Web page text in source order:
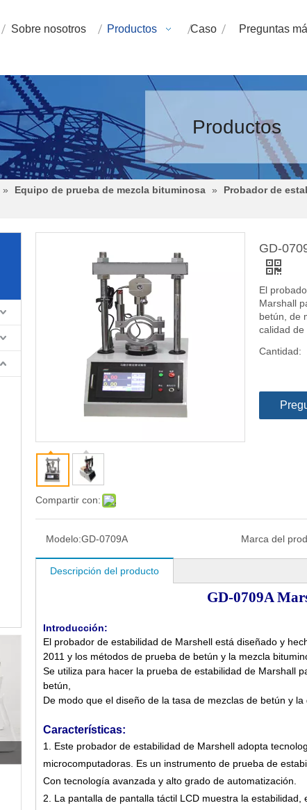
Sobre nosotros Productos Caso Preguntas
Productos
» Equipo de prueba de mezcla bituminosa » Probador de
Compartir con:
GD-
El
Marshall
betún, de
calidad de
Cantidad:
Modelo:GD-0709A Marca del
Descripción del producto
GD-0709A
Introducción:
El probador de estabilidad de Marshell está diseñado y
2011 y los métodos de prueba de betún y la mezcla
Se utiliza para hacer la prueba de estabilidad de Marshall
betún,
De modo que el diseño de la tasa de mezclas de betún y
Características:
1. Este probador de estabilidad de Marshell adopta
microcomputadoras. Es un instrumento de prueba de
Con tecnología avanzada y alto grado de automatización.
2. La pantalla de pantalla táctil LCD muestra la